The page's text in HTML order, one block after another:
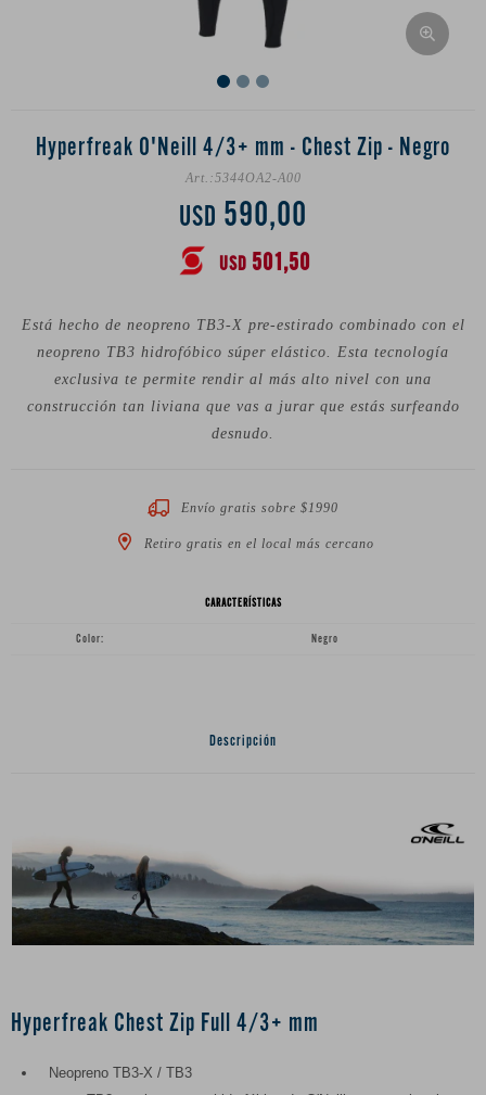
Hyperfreak O'Neill 4/3+ mm - Chest Zip - Negro
5344OA2-A00
USD 590,00
USD 501,50
Está hecho de neopreno TB3-X pre-estirado combinado con el
neopreno TB3 hidrofóbico súper elástico. Esta tecnología
exclusiva te permite rendir al más alto nivel con una
construcción tan liviana que vas a jurar que estás surfeando
desnudo.
Envío gratis sobre $1990
Retiro gratis en el local más cercano
CARACTERÍSTICAS
Color Negro
Descripción
Hyperfreak Chest Zip Full 4/3+ mm
Neopreno TB3-X / TB3